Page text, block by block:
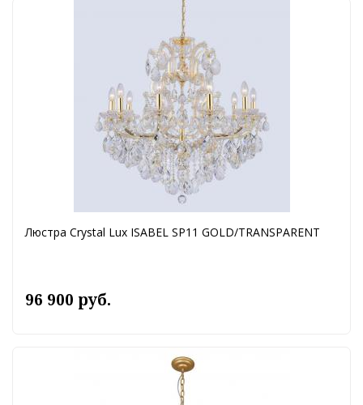
Люстра Crystal Lux ISABEL SP11 GOLD/TRANSPARENT
96 900 руб.